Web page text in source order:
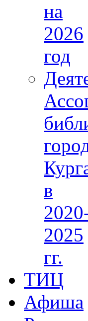
на
2026
год
в
2025
гг.
ТИЦ
Афиша